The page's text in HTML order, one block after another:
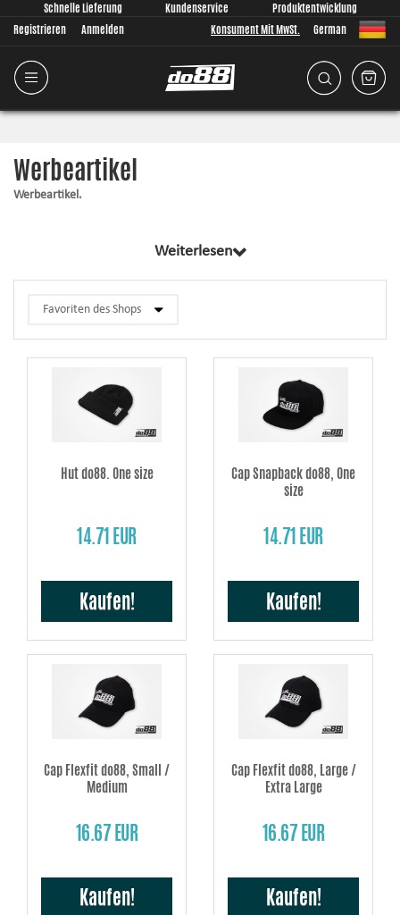
Schnelle Lieferung Kundenservice
Produktentwicklung
Registrieren
Anmelden Konsument Mit MwSt. German
Werbeartikel
Werbeartikel.
Weiterlesen
Hut do88. One size
14.71 EUR
Kaufen!
Cap Snapback do88, One
size
14.71 EUR
Kaufen!
Cap Flexfit do88, Small /
Medium
16.67 EUR
Kaufen!
Cap Flexfit do88, Large /
Extra Large
16.67 EUR
Kaufen!